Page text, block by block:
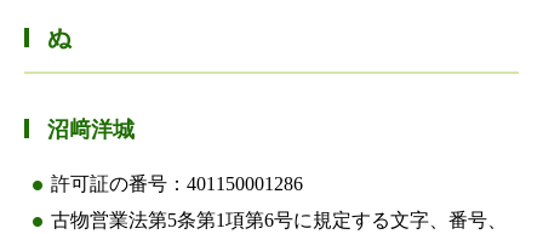
ぬ
沼﨑洋城
許可証の番号：401150001286
古物営業法第5条第1項第6号に規定する文字、番号、